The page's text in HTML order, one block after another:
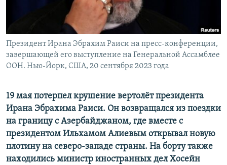
Президент Ирана Эбрахим Раиси на пресс-конференции,
завершающей его выступление на Генеральной Ассамблее
ООН. Нью-Йорк, США, 20 сентября 2023 года
19 мая потерпел крушение вертолёт президента
Ирана Эбрахима Раиси. Он возвращался из поездки
на границу с Азербайджаном, где вместе с
президентом Ильхамом Алиевым открывал новую
плотину на северо-западе страны. На борту также
находились министр иностранных дел Хосейн